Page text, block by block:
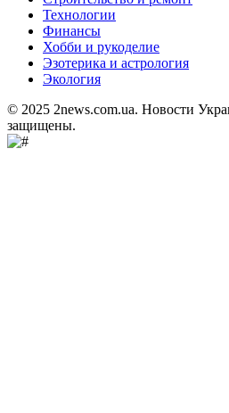
Технологии
Финансы
Хобби и рукоделие
Эзотерика и астрология
Экология
© 2025 2news.com.ua. Новости
защищены.